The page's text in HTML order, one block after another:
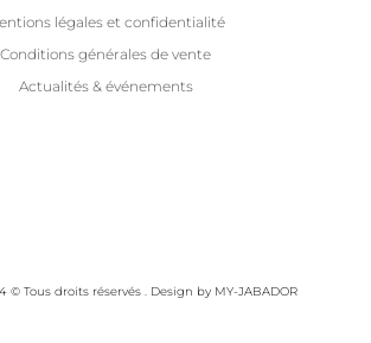
légales et confidentialité
Conditions générales de vente
Actualités & événements
© Tous droits réservés . Design by MY-JABADOR